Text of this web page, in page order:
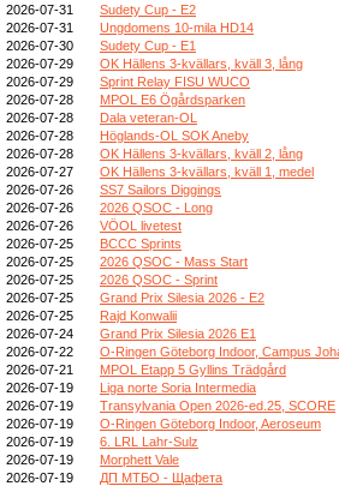
2026-07-31
Sudety Cup - E2
2026-07-31
Ungdomens 10-mila HD14
2026-07-30
Sudety Cup - E1
2026-07-29
OK Hällens 3-kvällars, kväll 3, lång
2026-07-29
Sprint Relay FISU WUCO
2026-07-28
MPOL E6 Ögårdsparken
2026-07-28
Dala veteran-OL
2026-07-28
Höglands-OL SOK Aneby
2026-07-28
OK Hällens 3-kvällars, kväll 2, lång
2026-07-27
OK Hällens 3-kvällars, kväll 1, medel
2026-07-26
SS7 Sailors Diggings
2026-07-26
2026 QSOC - Long
2026-07-26
VÖOL livetest
2026-07-25
BCCC Sprints
2026-07-25
2026 QSOC - Mass Start
2026-07-25
2026 QSOC - Sprint
2026-07-25
Grand Prix Silesia 2026 - E2
2026-07-25
Rajd Konwalii
2026-07-24
Grand Prix Silesia 2026 E1
2026-07-22
O-Ringen Göteborg Indoor, Campus
2026-07-21
MPOL Etapp 5 Gyllins Trädgård
2026-07-19
Liga norte Soria Intermedia
2026-07-19
Transylvania Open 2026-ed.25, SCORE
2026-07-19
O-Ringen Göteborg Indoor, Aeroseum
2026-07-19
6. LRL Lahr-Sulz
2026-07-19
Morphett Vale
2026-07-19
ДП МТБО - Щафета